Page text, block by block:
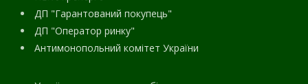
ДП "Гарантований покупець"
ДП "Оператор ринку"
Антимонопольний комітет України